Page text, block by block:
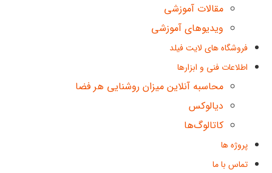
مقالات آموزشی
ویدیوهای آموزشی
فروشگاه های لایت فیلد
اطلاعات فنی و ابزارها
محاسبه آنلاین میزان روشنایی هر فضا
دیالوکس
کاتالوگ‌ها
پروژه ها
تماس با ما